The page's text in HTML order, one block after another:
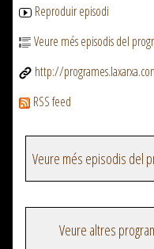
Reproduir episodi
Veure més episodis del
http://
RSS feed
Veure altres